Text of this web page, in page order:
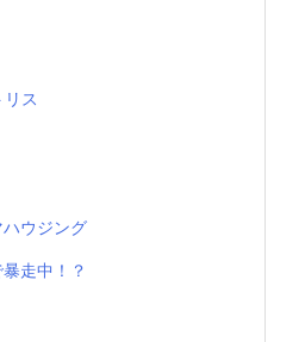
ス
ハウジング
走中！？